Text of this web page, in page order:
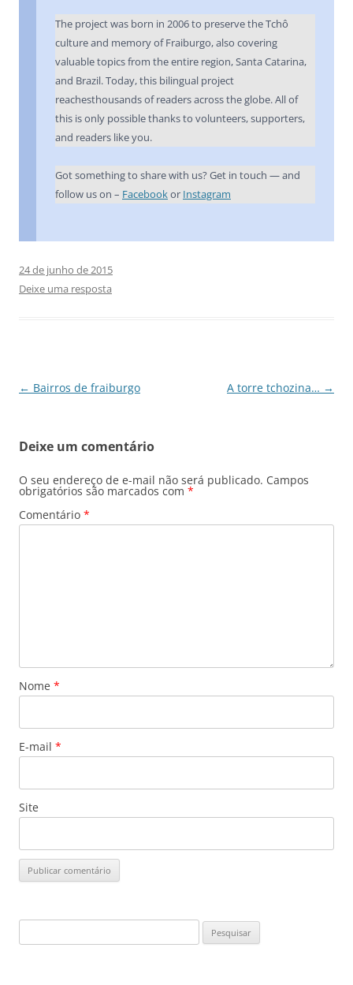
The project was born in 2006 to preserve the Tchô
culture and memory of Fraiburgo, also covering
valuable topics from the entire region, Santa Catarina,
and Brazil. Today, this bilingual project
reachesthousands of readers across the globe. All of
this is only possible thanks to volunteers, supporters,
and readers like you.
Got something to share with us? Get in touch — and
follow us on – Facebookor Instagram
24 de junho de 2015
Deixe uma resposta
Navegação
← Bairros de fraiburgo A torre tchozina… →
Deixe um comentário
O seu endereço de e-mail não será publicado. Campos
obrigatórios são marcados com *
Comentário *
Nome *
E-mail *
Site
por: